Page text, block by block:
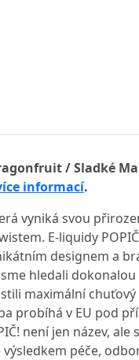
/ Sladké
informací.
vyniká svou
E-liquidy
designem a
hledali
maximální
probíhá v EU pod
není jen název,
péče,